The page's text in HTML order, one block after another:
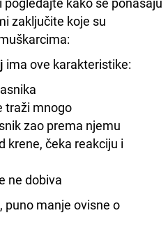
zaključite koje su
ima ove karakteristike:
traži mnogo
zao prema njemu
krene, čeka reakciju i
ne dobiva
puno manje ovisne o